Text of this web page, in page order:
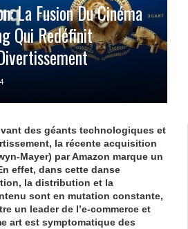
La Fusion Du Cinéma
Qui Redéfinit
des géants technologiques et
la récente acquisition
Mayer) parAmazon marque un
effet, dans cette danse
la distribution et la
sont en mutation constante,
un leader de l’e-commerce et
art est symptomatique des